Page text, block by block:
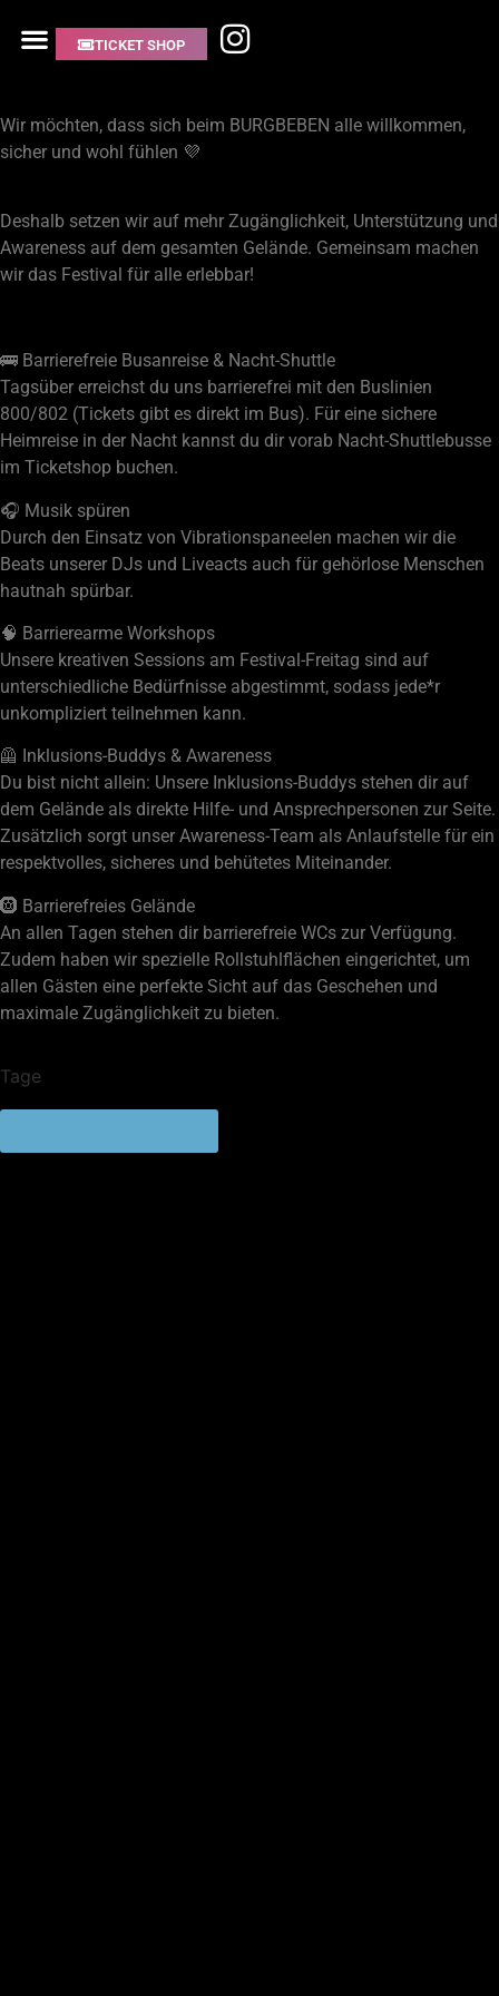
TICKET SHOP
Wir möchten, dass sich beim BURGBEBEN alle willkommen,
sicher und wohl fühlen 💜
Deshalb setzen wir auf mehr Zugänglichkeit, Unterstützung und
Awareness auf dem gesamten Gelände. Gemeinsam machen
wir das Festival für alle erlebbar!
🚌 Barrierefreie Busanreise & Nacht-Shuttle
Tagsüber erreichst du uns barrierefrei mit den Buslinien
800/802 (Tickets gibt es direkt im Bus). Für eine sichere
Heimreise in der Nacht kannst du dir vorab Nacht-Shuttlebusse
im Ticketshop buchen.
🎧 Musik spüren
Durch den Einsatz von Vibrationspaneelen machen wir die
Beats unserer DJs und Liveacts auch für gehörlose Menschen
hautnah spürbar.
🧠 Barrierearme Workshops
Unsere kreativen Sessions am Festival-Freitag sind auf
unterschiedliche Bedürfnisse abgestimmt, sodass jede*r
unkompliziert teilnehmen kann.
🦺 Inklusions-Buddys & Awareness
Du bist nicht allein: Unsere Inklusions-Buddys stehen dir auf
dem Gelände als direkte Hilfe- und Ansprechpersonen zur Seite.
Zusätzlich sorgt unser Awareness-Team als Anlaufstelle für ein
respektvolles, sicheres und behütetes Miteinander.
🛞 Barrierefreies Gelände
An allen Tagen stehen dir barrierefreie WCs zur Verfügung.
Zudem haben wir spezielle Rollstuhlflächen eingerichtet, um
allen Gästen eine perfekte Sicht auf das Geschehen und
maximale Zugänglichkeit zu bieten.
Tage